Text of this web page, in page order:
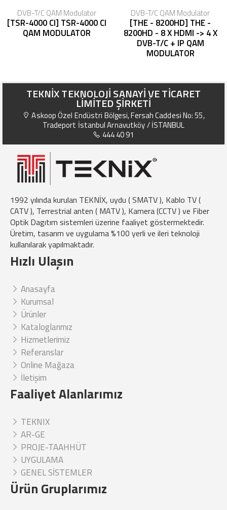
DVB-T/C QAM Modulator
[TSR-4000 CI] TSR-4000 CI
QAM MODULATOR
DVB-T/C QAM Modulator
[THE - 8200HD] THE -
8200HD - 8 X HDMI -> 4 X
DVB-T/C + IP QAM
MODULATOR
TEKNİX TEKNOLOJİ SANAYİ VE TİCARET
LİMİTED ŞİRKETİ
Askoop Özel Endüstri Bölgesi, Fersah Caddesi No: 55,
Tradeport İstanbul Arnavutköy / İSTANBUL
444 40 91
1992 yılında kurulan TEKNİX, uydu ( SMATV ), Kablo TV (
CATV ), Terrestrial anten ( MATV ), Kamera (CCTV ) ve Fiber
Optik Dagıtım sistemleri üzerine faaliyet göstermektedir.
Üretim, tasarım ve uygulama %100 yerli ve ileri teknoloji
kullanılarak yapılmaktadır.
Hızlı Ulaşın
Anasayfa
Kurumsal
Ürünler
Kataloglarımız
Hizmetlerimiz
Referanslar
Online Mağaza
İletişim
Faaliyet Alanlarımız
TEKNIX
AR-GE
PROJE-TAAHHÜT
UYGULAMA
GENEL SİSTEMLER
Ürün Gruplarımız